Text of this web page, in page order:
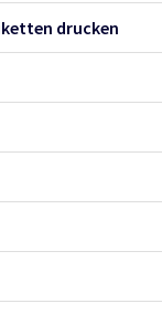
drucken